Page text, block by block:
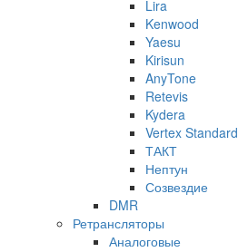
Lira
Kenwood
Yaesu
Kirisun
AnyTone
Retevis
Kydera
Vertex Standard
ТАКТ
Нептун
Созвездие
DMR
Ретрансляторы
Аналоговые